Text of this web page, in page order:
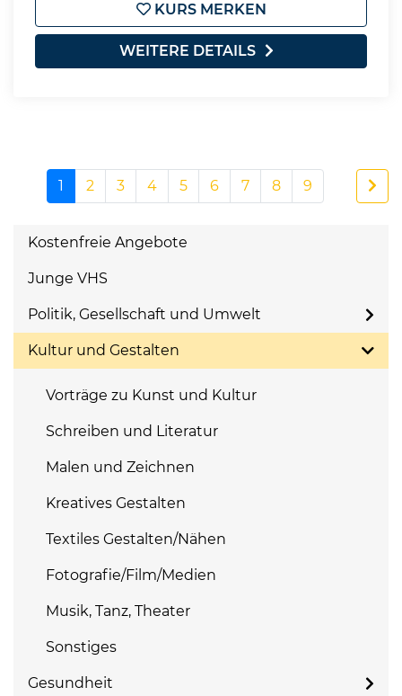
KURS MERKEN
WEITERE DETAILS
1 2 3 4 5 6 7 8 9
Kostenfreie Angebote
Junge VHS
Politik, Gesellschaft und Umwelt
Kultur und Gestalten
Vorträge zu Kunst und Kultur
Schreiben und Literatur
Malen und Zeichnen
Kreatives Gestalten
Textiles Gestalten/Nähen
Fotografie/Film/Medien
Musik, Tanz, Theater
Sonstiges
Gesundheit